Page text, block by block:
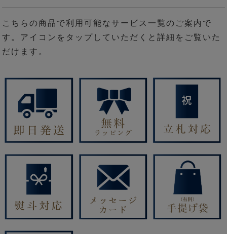
こちらの商品で利用可能なサービス一覧のご案内で
す。アイコンをタップしていただくと詳細をご覧いた
だけます。